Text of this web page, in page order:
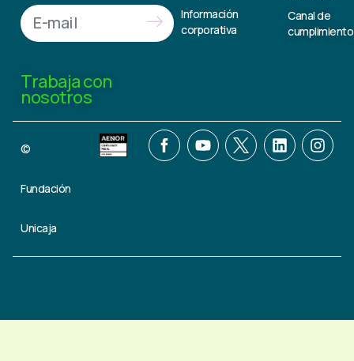
Trabaja con
nosotros
Información
corporativa
Canal de
cumplimiento
©
Fundación
Unicaja